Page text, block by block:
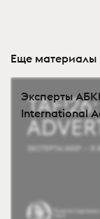
Еще материалы
Эксперты
International